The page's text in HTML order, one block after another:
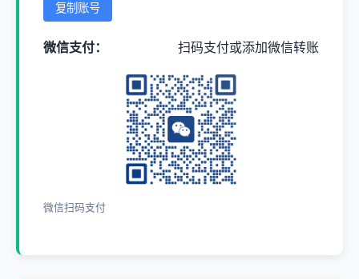
复制账号
微信支付： 扫码支付或添加微信转账
微信扫码支付